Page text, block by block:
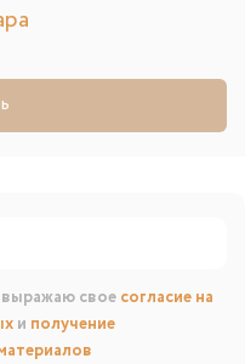
свое согласие на
и получение